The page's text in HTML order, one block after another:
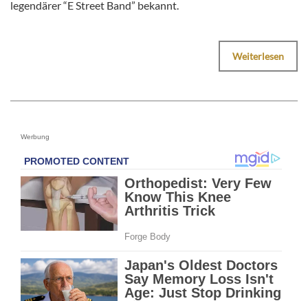
legendärer “E Street Band” bekannt.
Weiterlesen
Werbung